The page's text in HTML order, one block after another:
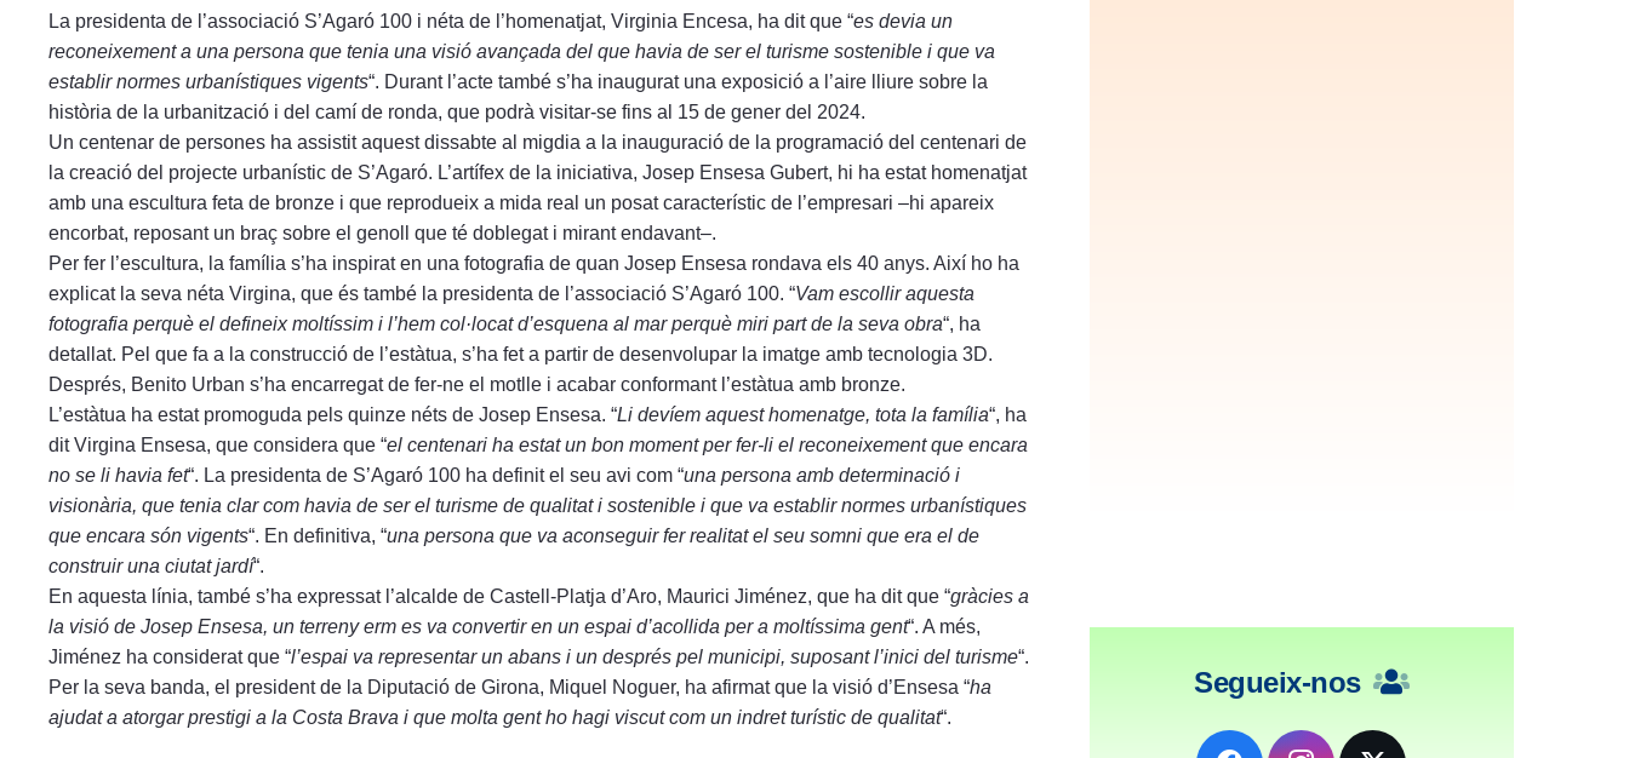
La presidenta de l’associació S’Agaró 100 i néta de l’homenatjat, Virginia Encesa, ha dit que “es devia un
reconeixement a una persona que tenia una visió avançada del que havia de ser el turisme sostenible i que va
establir normes urbanístiques vigents“. Durant l’acte també s’ha inaugurat una exposició a l’aire lliure sobre la
història de la urbanització i del camí de ronda, que podrà visitar-se fins al 15 de gener del 2024.
Un centenar de persones ha assistit aquest dissabte al migdia a la inauguració de la programació del centenari de
la creació del projecte urbanístic de S’Agaró. L’artífex de la iniciativa, Josep Ensesa Gubert, hi ha estat homenatjat
amb una escultura feta de bronze i que reprodueix a mida real un posat característic de l’empresari –hi apareix
encorbat, reposant un braç sobre el genoll que té doblegat i mirant endavant–.
Per fer l’escultura, la família s’ha inspirat en una fotografia de quan Josep Ensesa rondava els 40 anys. Així ho ha
explicat la seva néta Virgina, que és també la presidenta de l’associació S’Agaró 100. “Vam escollir aquesta
fotografia perquè el defineix moltíssim i l’hem col·locat d’esquena al mar perquè miri part de la seva obra“, ha
detallat. Pel que fa a la construcció de l’estàtua, s’ha fet a partir de desenvolupar la imatge amb tecnologia 3D.
Després, Benito Urban s’ha encarregat de fer-ne el motlle i acabar conformant l’estàtua amb bronze.
L’estàtua ha estat promoguda pels quinze néts de Josep Ensesa. “Li devíem aquest homenatge, tota la família“, ha
dit Virgina Ensesa, que considera que “el centenari ha estat un bon moment per fer-li el reconeixement que encara
no se li havia fet“. La presidenta de S’Agaró 100 ha definit el seu avi com “una persona amb determinació i
visionària, que tenia clar com havia de ser el turisme de qualitat i sostenible i que va establir normes urbanístiques
que encara són vigents“. En definitiva, “una persona que va aconseguir fer realitat el seu somni que era el de
construir una ciutat jardí“.
En aquesta línia, també s’ha expressat l’alcalde de Castell-Platja d’Aro, Maurici Jiménez, que ha dit que “gràcies a
la visió de Josep Ensesa, un terreny erm es va convertir en un espai d’acollida per a moltíssima gent“. A més,
Jiménez ha considerat que “l’espai va representar un abans i un després pel municipi, suposant l’inici del turisme“.
Per la seva banda, el president de la Diputació de Girona, Miquel Noguer, ha afirmat que la visió d’Ensesa “ha
ajudat a atorgar prestigi a la Costa Brava i que molta gent ho hagi viscut com un indret turístic de qualitat“.
Segueix-nos